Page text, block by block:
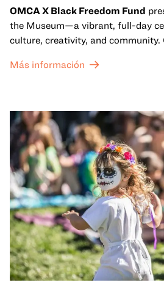
OMCA X Black Freedom Fund
the Museum—a vibrant, full-day
culture, creativity, and community.
sets from boundary-pushing
move, make, and connect in
Más información